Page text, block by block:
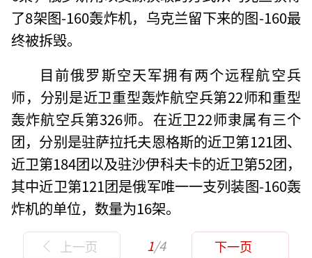
了8架图-160轰炸机，乌克兰留下来的图-160最
终被拆毁。
目前俄罗斯空天军拥有两个远程航空兵
师，分别是近卫重型轰炸航空兵第22师和重型
轰炸航空兵第326师。在近卫22师隶属有三个
团，分别是驻萨拉托夫恩格斯的近卫第121团、
近卫第184团以及驻沙伊科夫卡的近卫第52团，
其中近卫第121团是俄军唯一一支列装图-160轰
炸机的单位，数量为16架。
上一页 1/4 下一页